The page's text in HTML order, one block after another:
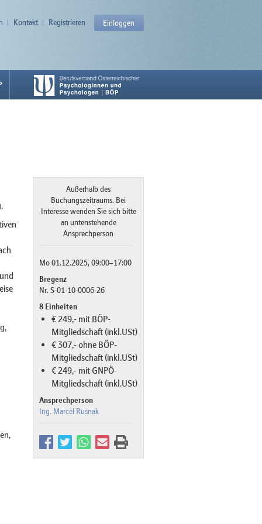
Kontakt Registrieren Einloggen
Außerhalb des
Buchungszeitraums. Bei
Interesse wenden Sie sich bitte
an untenstehende
Ansprechperson
Mo 01.12.2025, 09:00–17:00
Bregenz
Nr. S-01-10-0006-26
8 Einheiten
€ 249,- mit BÖP-
Mitgliedschaft (inkl.USt)
€ 307,- ohne BÖP-
Mitgliedschaft (inkl.USt)
€ 249,- mit GNPÖ-
Mitgliedschaft (inkl.USt)
Ansprechperson
Ing. Marcel Rusnak